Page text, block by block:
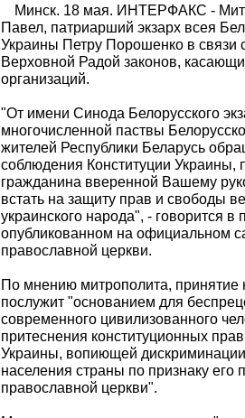
Минск. 18 мая. ИНТЕРФАКС -
Павел, патриарший экзарх всея
Украины Петру Порошенко в
Верховной Радой законов,
организаций.
"От имени Синода Белорусского
многочисленной паствы
жителей Республики Беларусь
соблюдения Конституции Украины,
гражданина вверенной Вашему
встать на защиту прав и свободы
украинского народа", - говорится
опубликованном на официальном
православной церкви.
По мнению митрополита,
послужит "основанием для
современного цивилизованного
притеснения конституционных
Украины, вопиющей
населения страны по признаку его
православной церкви".